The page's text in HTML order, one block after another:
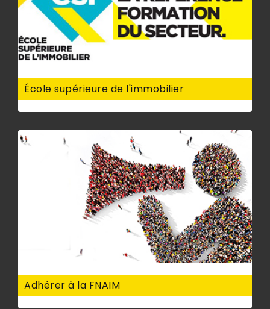
École supérieure de l'immobilier
Adhérer à la FNAIM